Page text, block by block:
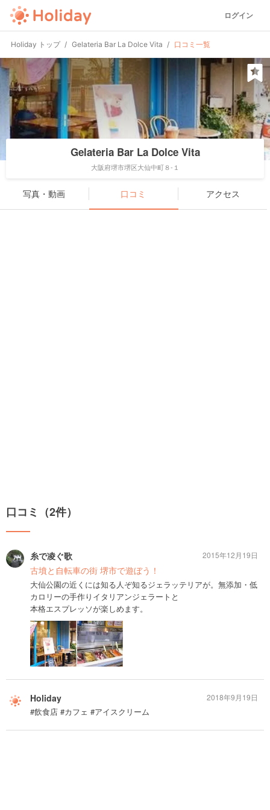
ログイン
Holiday トップ Gelateria Bar La Dolce Vita 口コミ一覧
Gelateria Bar La Dolce Vita
大阪府堺市堺区大仙中町８-１
写真・動画 口コミ アクセス
口コミ（2件）
糸で凌ぐ歌
古墳と自転車の街 堺市で遊ぼう！
大仙公園の近くには知る人ぞ知るジェラッテリアが。無添加・低
カロリーの手作りイタリアンジェラートと
本格エスプレッソが楽しめます。
2015年12月19日
Holiday
#飲食店 #カフェ #アイスクリーム
2018年9月19日